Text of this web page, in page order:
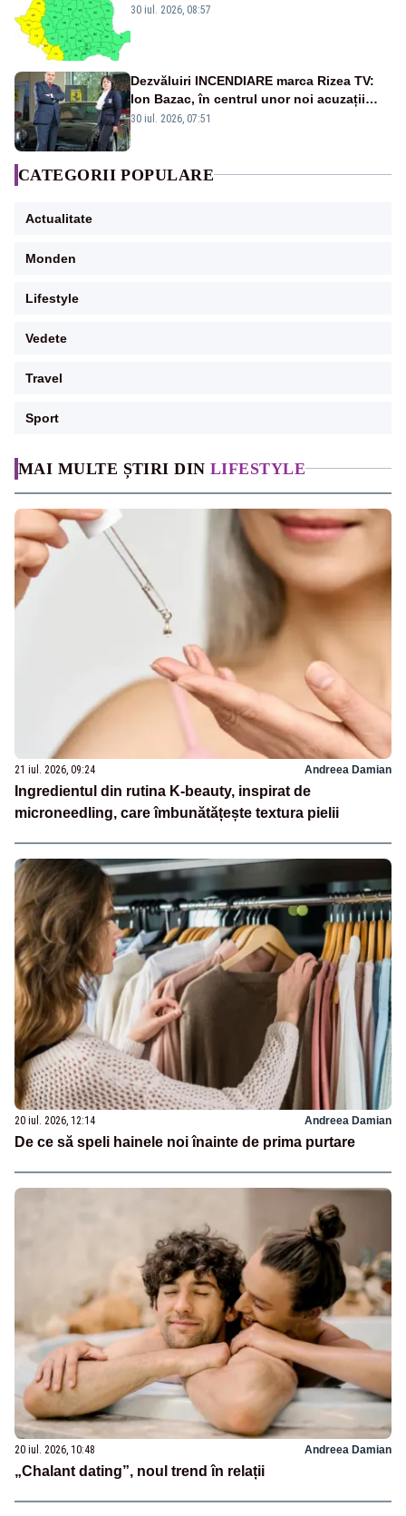
MAI MULTE ȘTIRI DIN LIFESTYLE
21 iul. 2026, 09:24 Andreea Damian
Ingredientul din rutina K-beauty, inspirat de
microneedling, care îmbunătățește textura pielii
20 iul. 2026, 12:14 Andreea Damian
De ce să speli hainele noi înainte de prima purtare
20 iul. 2026, 10:48 Andreea Damian
„Chalant dating”, noul trend în relații
30 iul. 2026, 08:57
Dezvăluiri INCENDIARE marca Rizea TV:
Ion Bazac, în centrul unor noi acuzații
publice
30 iul. 2026, 07:51
CATEGORII POPULARE
Actualitate
Monden
Lifestyle
Vedete
Travel
Sport